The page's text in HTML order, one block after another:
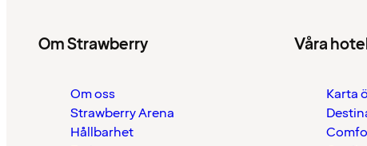
Om Strawberry
Om oss
Strawberry Arena
Hållbarhet
Våra
Karta